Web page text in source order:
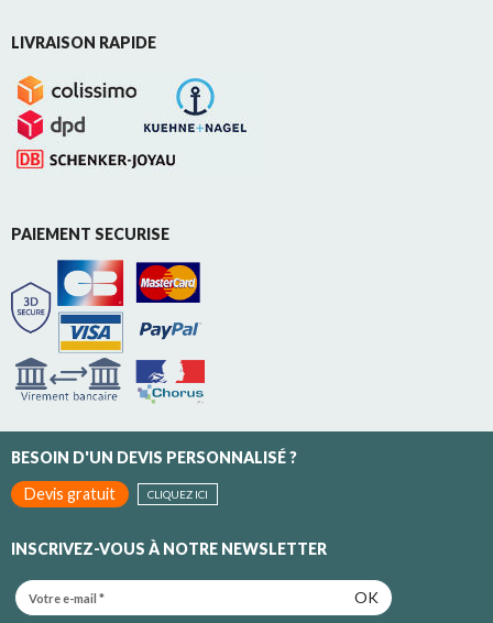
LIVRAISON RAPIDE
PAIEMENT SECURISE
BESOIN D'UN DEVIS PERSONNALISÉ ?
Devis gratuit
CLIQUEZ ICI
INSCRIVEZ-VOUS À NOTRE NEWSLETTER
OK